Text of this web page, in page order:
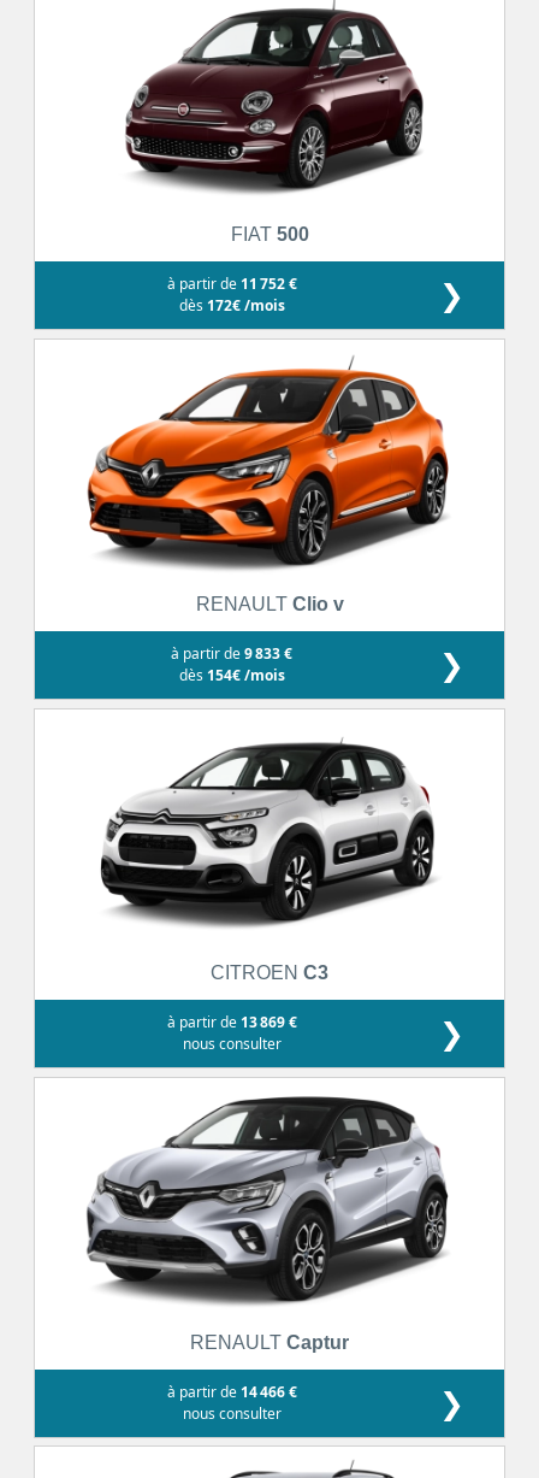
FIAT 500
à partir de 11 752 €
dès 172€ /mois ❯
RENAULT Clio v
à partir de9 833 €
dès 154€ /mois ❯
CITROEN C3
à partir de 13 869 €
nous consulter
❯
RENAULT Captur
à partir de 14 466 €
nous consulter
❯